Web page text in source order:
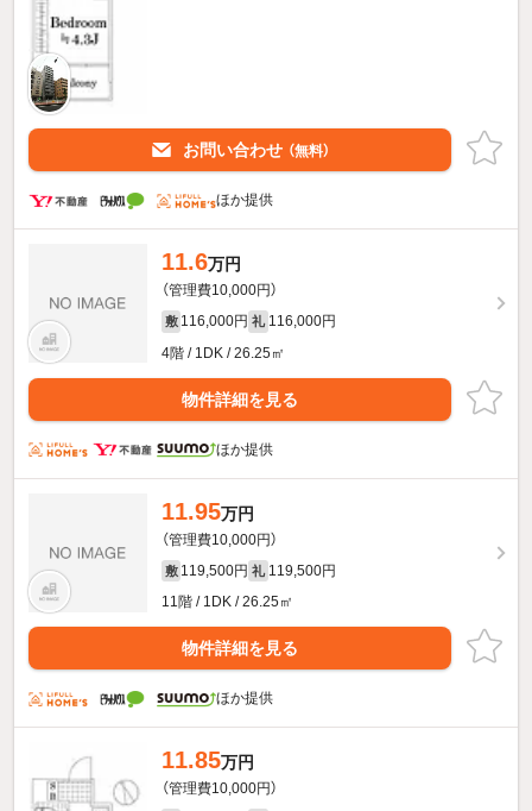
お問い合わせ （無料）
ほか提供
11.6万円
（管理費10,000円）
敷 116,000円 礼 116,000円
4階 / 1DK / 26.25㎡
物件詳細を見る
ほか提供
11.95万円
（管理費10,000円）
敷 119,500円 礼 119,500円
11階 / 1DK / 26.25㎡
物件詳細を見る
ほか提供
11.85万円
（管理費10,000円）